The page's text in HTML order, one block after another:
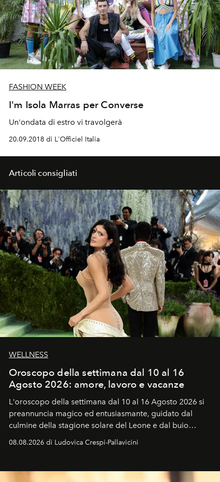
FASHION WEEK
I'm Isola Marras per Converse
Un'ondata di estro vi travolgerà
20.09.2018 di L'Officiel Italia
Articoli consigliati
WELLNESS
Oroscopo della settimana dal 10 al 16
Agosto 2026: amore, lavoro e vacanze
L'oroscopo della settimana dal 10 al 16 Agosto 2026 si
preannuncia magico ed entusiasmante, guidato dal
culmine della stagione solare del Leone e dal buio
ideale per la notte delle Perseidi.
08.08.2026 di Ludovica Crespi-Pallavicini